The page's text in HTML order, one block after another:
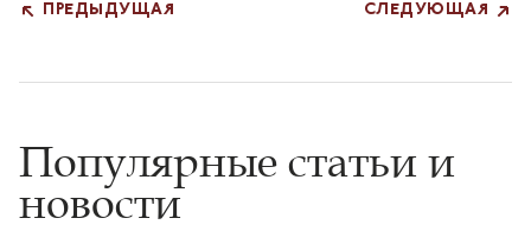
ПРЕДЫДУЩАЯ СЛЕДУЮЩАЯ
Популярные статьи и
новости